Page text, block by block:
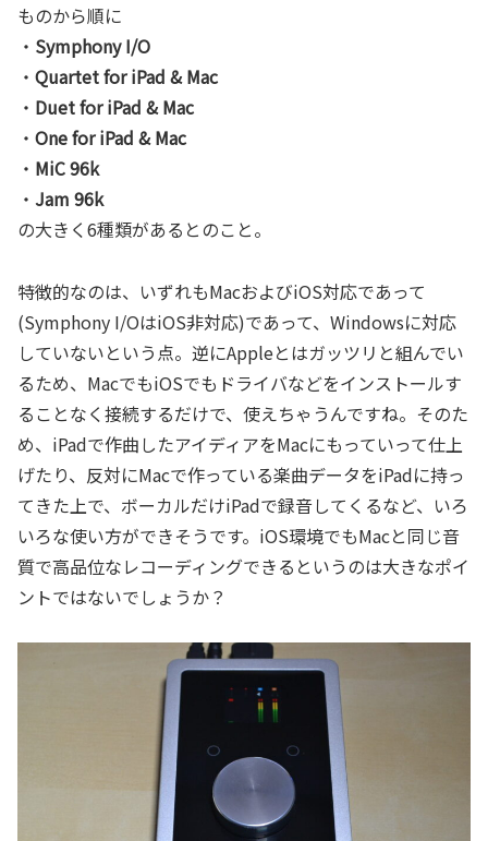
ものから順に
・ Symphony I/O
・ Quartet for iPad & Mac
・ Duet for iPad & Mac
・ One for iPad & Mac
・ MiC 96k
・ Jam 96k
の大きく6種類があるとのこと。
特徴的なのは、いずれもMacおよびiOS対応であって
(Symphony I/OはiOS非対応)であって、Windowsに対応
していないという点。逆にAppleとはガッツリと組んでい
るため、MacでもiOSでもドライバなどをインストールす
ることなく接続するだけで、使えちゃうんですね。そのた
め、iPadで作曲したアイディアをMacにもっていって仕上
げたり、反対にMacで作っている楽曲データをiPadに持っ
てきた上で、ボーカルだけiPadで録音してくるなど、いろ
いろな使い方ができそうです。iOS環境でもMacと同じ音
質で高品位なレコーディングできるというのは大きなポイ
ントではないでしょうか？